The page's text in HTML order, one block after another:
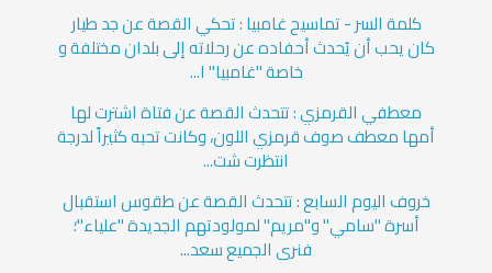
كلمة السر - تماسيح غامبيا : تحكي القصة عن جد طيار
كان يحب أن يُحدث أحفاده عن رحلاته إلى بلدان مختلفة و
خاصة "غامبيا" ا...
معطفي القرمزي : تتحدث القصة عن فتاة اشترت لها
أمها معطف صوف قرمزي اللون، وكانت تحبه كثيراً لدرجة
انتظرت شت...
خروف اليوم السابع : تتحدث القصة عن طقوس استقبال
أسرة "سامي" و"مريم" لمولودتهم الجديدة "علياء"؛
فنرى الجميع سعد...